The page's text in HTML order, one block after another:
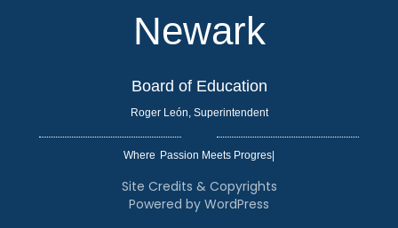
Newark
Board of Education
Roger León, Superintendent
Where
Site Credits & Copyrights
Powered by WordPress